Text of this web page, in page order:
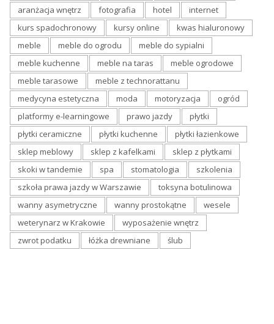
aranżacja wnętrz
fotografia hotel
internet
kurs spadochronowy
kursy online
kwas hialuronowy
meble
meble do ogrodu
meble do sypialni
meble kuchenne
meble na taras
meble ogrodowe
meble tarasowe
meble z technorattanu
medycyna estetyczna
moda motoryzacja
ogród
platformy e-learningowe
prawo jazdy
płytki
płytki ceramiczne
płytki kuchenne
płytki łazienkowe
sklep meblowy
sklep z kafelkami
sklep z płytkami
skoki w tandemie
spa stomatologia
szkolenia
szkoła prawa jazdy w Warszawie
toksyna botulinowa
wanny asymetryczne
wanny prostokątne
wesele
weterynarz w Krakowie
wyposażenie wnętrz
zwrot podatku
łóżka drewniane ślub